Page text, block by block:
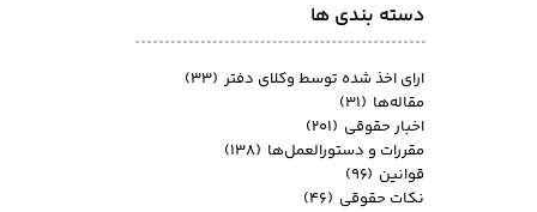
دسته بندی ها
ارای اخذ شده توسط وکلای دفتر (۳۳)
مقاله‌ها (۳۱)
اخبار حقوقی (۲۰۱)
مقررات و دستورالعمل‌ها (۱۳۸)
قوانین (۹۶)
نکات حقوقی (۴۶)